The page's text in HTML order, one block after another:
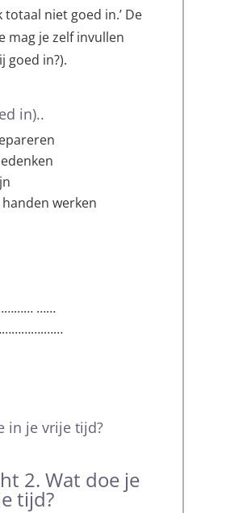
totaal niet goed in.’ De
mag je zelf invullen
goed in?).
in)..
werken
……
in je vrije tijd?
2. Wat doe je
tijd?